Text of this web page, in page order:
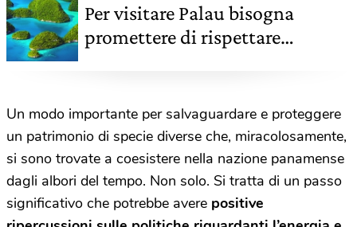
Per visitare Palau bisogna
promettere di rispettare
Un modo importante per salvaguardare e proteggere
un patrimonio di specie diverse che, miracolosamente,
si sono trovate a coesistere nella nazione panamense
dagli albori del tempo. Non solo. Si tratta di un passo
significativo che potrebbe avere positive